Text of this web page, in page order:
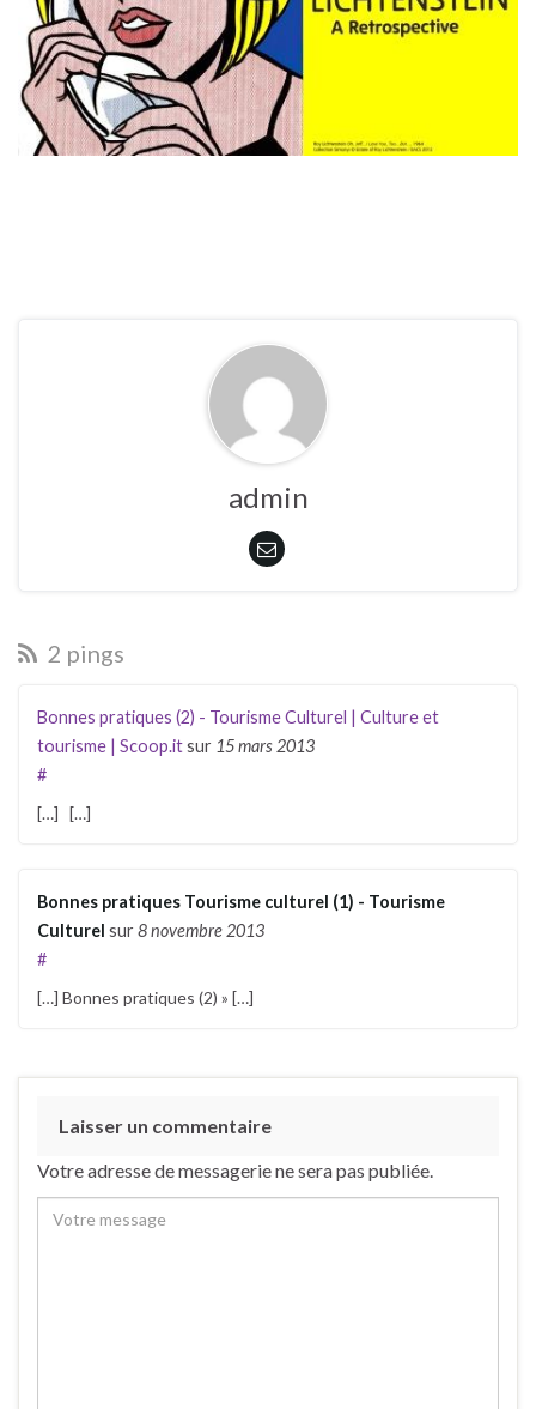
admin
2 pings
Bonnes pratiques (2) - Tourisme Culturel | Culture et
tourisme | Scoop.itsur 15 mars 2013
#
[…] […]
Bonnes pratiques Tourisme culturel (1) - Tourisme
Culturel sur 8 novembre 2013
#
[…] Bonnes pratiques (2) » […]
Laisser un commentaire
Votre adresse de messagerie ne sera pas publiée.